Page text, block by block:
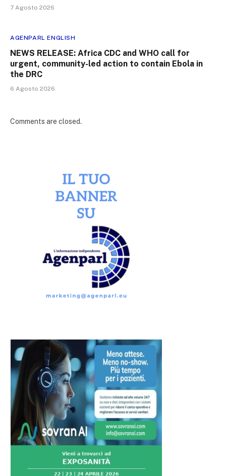
7 Agosto 2026
AGENPARL ENGLISH
NEWS RELEASE: Africa CDC and WHO call for
urgent, community-led action to contain Ebola in
the DRC
6 Agosto 2026
Comments are closed.